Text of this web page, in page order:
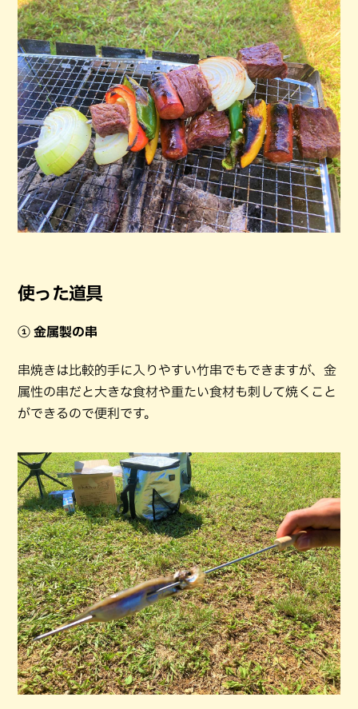
使った道具
① 金属製の串
串焼きは比較的手に入りやすい竹串でもできますが、金
属性の串だと大きな食材や重たい食材も刺して焼くこと
ができるので便利です。